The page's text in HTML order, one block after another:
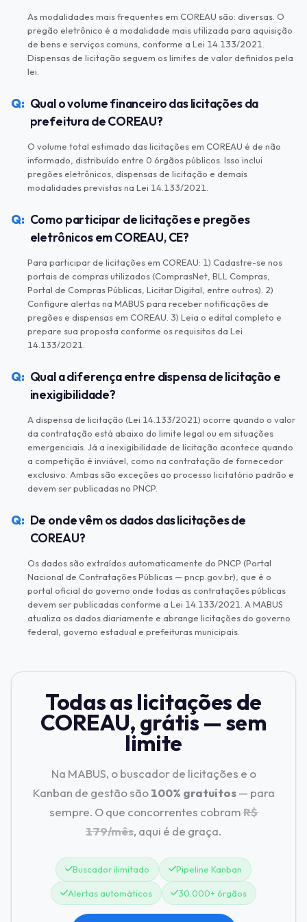
As modalidades mais frequentes em COREAU são: diversas. O
pregão eletrônico é a modalidade mais utilizada para aquisição
de bens e serviços comuns, conforme a Lei 14.133/2021.
Dispensas de licitação seguem os limites de valor definidos pela
lei.
Qual o volume financeiro das licitações da
prefeitura de COREAU?
O volume total estimado das licitações em COREAU é de não
informado, distribuído entre 0 órgãos públicos. Isso inclui
pregões eletrônicos, dispensas de licitação e demais
modalidades previstas na Lei 14.133/2021.
Como participar de licitações e pregões
eletrônicos em COREAU, CE?
Para participar de licitações em COREAU: 1) Cadastre-se nos
portais de compras utilizados (ComprasNet, BLL Compras,
Portal de Compras Públicas, Licitar Digital, entre outros). 2)
Configure alertas na MABUS para receber notificações de
pregões e dispensas em COREAU. 3) Leia o edital completo e
prepare sua proposta conforme os requisitos da Lei
14.133/2021.
Qual a diferença entre dispensa de licitação e
inexigibilidade?
A dispensa de licitação (Lei 14.133/2021) ocorre quando o valor
da contratação está abaixo do limite legal ou em situações
emergenciais. Já a inexigibilidade de licitação acontece quando
a competição é inviável, como na contratação de fornecedor
exclusivo. Ambas são exceções ao processo licitatório padrão e
devem ser publicadas no PNCP.
De onde vêm os dados das licitações de
COREAU?
Os dados são extraídos automaticamente do PNCP (Portal
Nacional de Contratações Públicas — pncp.gov.br), que é o
portal oficial do governo onde todas as contratações públicas
devem ser publicadas conforme a Lei 14.133/2021. A MABUS
atualiza os dados diariamente e abrange licitações do governo
federal, governo estadual e prefeituras municipais.
Todas as licitações de
COREAU, grátis — sem
limite
Na MABUS, o buscador de licitações e o
Kanban de gestão são100% gratuitos— para
sempre. O que concorrentes cobramR$
179/mês, aqui é de graça.
Buscador ilimitado Pipeline Kanban
Alertas automáticos 30.000+ órgãos